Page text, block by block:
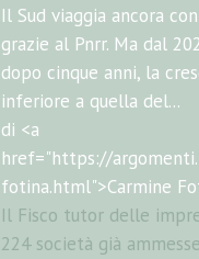
Il Sud viaggia ancora
grazie al Pnrr. Ma dal
dopo cinque anni, la
inferiore a quella del...
di <a
href="https://
fotina.html">Carmine
Il Fisco tutor delle
224 società già ammesse